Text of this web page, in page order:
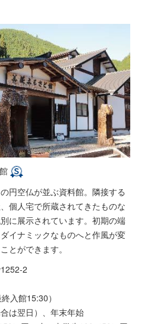
円空仏が並ぶ資料館。隣接する
個人宅で所蔵されてきたものな
に展示されています。初期の端
イナミックなものへと作風が変
とができます。
2
入館15:30）
は翌日）、年末年始